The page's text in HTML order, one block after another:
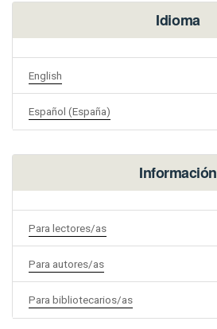
Idioma
English
Español (España)
Información
Para lectores/as
Para autores/as
Para bibliotecarios/as